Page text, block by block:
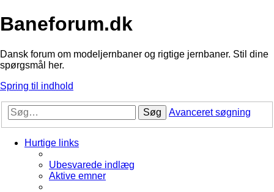
Baneforum.dk
Dansk forum om modeljernbaner og rigtige jernbaner. Stil dine
spørgsmål her.
Spring til indhold
Søg Avanceret søgning
Hurtige links
Ubesvarede indlæg
Aktive emner